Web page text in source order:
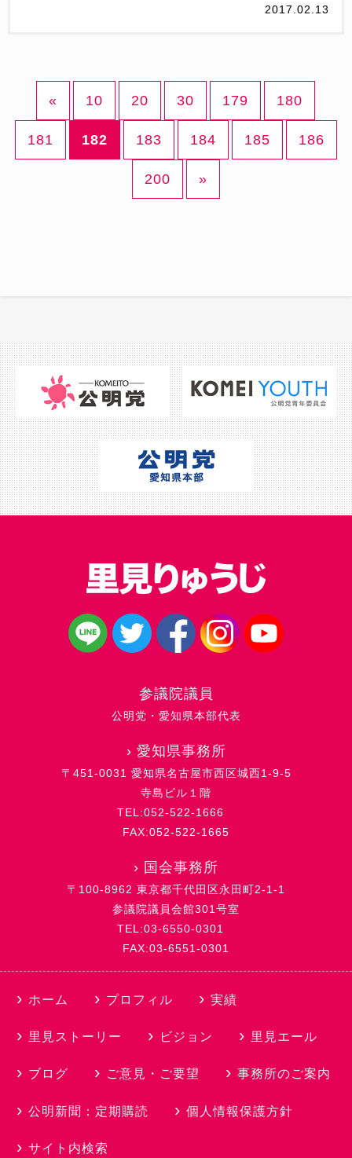
2017.02.13
« 10 20 30 179 180
181 182 183 184 185 186
200 »
参議院議員
公明党・愛知県本部代表
› 愛知県事務所
〒451-0031 愛知県名古屋市西区城西1-9-5
寺島ビル１階
TEL:052-522-1666
FAX:052-522-1665
› 国会事務所
〒100-8962 東京都千代田区永田町2-1-1
参議院議員会館301号室
TEL:03-6550-0301
FAX:03-6551-0301
ホーム プロフィル 実績
里見ストーリー ビジョン 里見エール
ブログ ご意見・ご要望 事務所のご案内
公明新聞：定期購読 個人情報保護方針
サイト内検索